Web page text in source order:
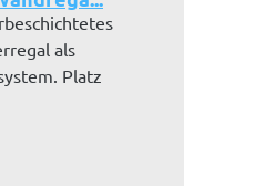
als
Platz